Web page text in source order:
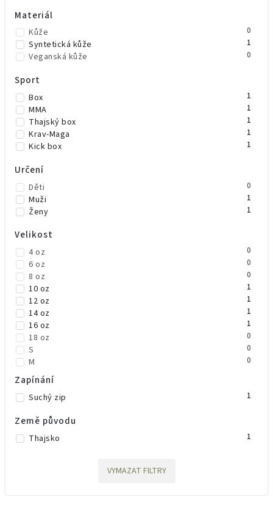
Šedá/černá
Zelená 8
Zlatá 6
Žlutá 1
Vínová
Materiál
Kůže 0
Syntetická kůže 1
Veganská kůže 0
Sport
Box 1
MMA 1
Thajský box 1
Krav-Maga 1
Kick box 1
Určení
Děti 0
Muži 1
Ženy 1
Velikost
4 oz 0
6 oz 0
8 oz 0
10 oz 1
12 oz 1
14 oz 1
16 oz 1
18 oz 0
S 0
M 0
L
XL
Zapínání
Suchý zip 1
Země původu
Thajsko 1
VYMAZAT FILTRY